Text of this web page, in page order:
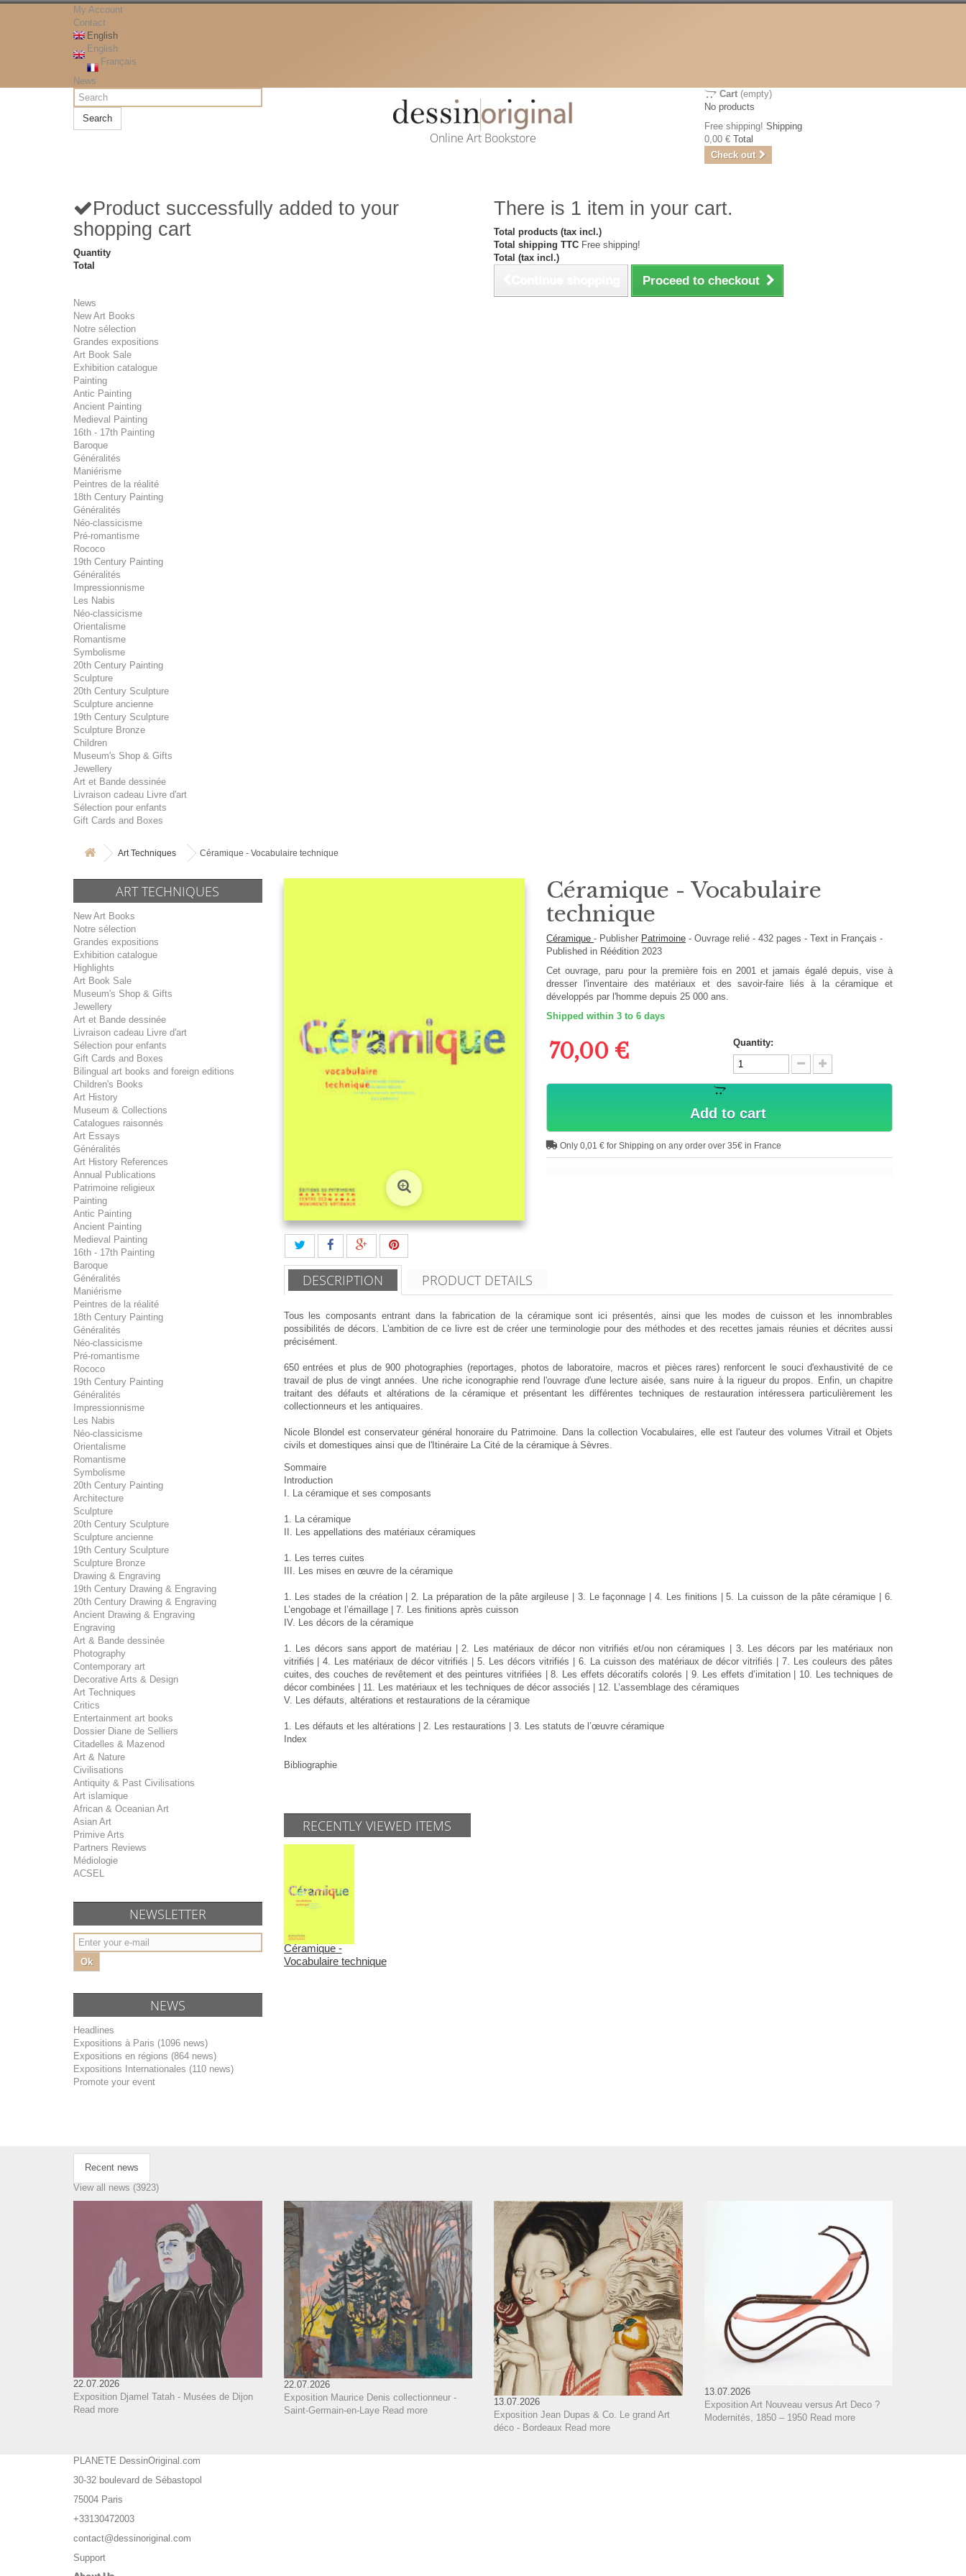
My Account
Contact
English
English
Français
News
Search
Online Art Bookstore
Cart (empty)
No products
Free shipping! Shipping
0,00 € Total
Check out
Product successfully added to your
shopping cart
Quantity
Total
There is 1 item in your cart.
Total products (tax incl.)
Total shipping TTC Free shipping!
Total (tax incl.)
Proceed to checkout
News
New Art Books
Notre sélection
Grandes expositions
Art Book Sale
Exhibition catalogue
Painting
Antic Painting
Ancient Painting
Medieval Painting
16th - 17th Painting
Baroque
Généralités
Maniérisme
Peintres de la réalité
18th Century Painting
Généralités
Néo-classicisme
Pré-romantisme
Rococo
19th Century Painting
Généralités
Impressionnisme
Les Nabis
Néo-classicisme
Orientalisme
Romantisme
Symbolisme
20th Century Painting
Sculpture
20th Century Sculpture
Sculpture ancienne
19th Century Sculpture
Sculpture Bronze
Children
Museum's Shop & Gifts
Jewellery
Art et Bande dessinée
Livraison cadeau Livre d'art
Sélection pour enfants
Gift Cards and Boxes
Art Techniques Céramique - Vocabulaire technique
ART TECHNIQUES
New Art Books
Notre sélection
Grandes expositions
Exhibition catalogue
Highlights
Art Book Sale
Museum's Shop & Gifts
Jewellery
Art et Bande dessinée
Livraison cadeau Livre d'art
Sélection pour enfants
Gift Cards and Boxes
Bilingual art books and foreign editions
Children's Books
Art History
Museum & Collections
Catalogues raisonnés
Art Essays
Généralités
Art History References
Annual Publications
Patrimoine religieux
Painting
Antic Painting
Ancient Painting
Medieval Painting
16th - 17th Painting
Baroque
Généralités
Maniérisme
Peintres de la réalité
18th Century Painting
Généralités
Néo-classicisme
Pré-romantisme
Rococo
19th Century Painting
Généralités
Impressionnisme
Les Nabis
Néo-classicisme
Orientalisme
Romantisme
Symbolisme
20th Century Painting
Architecture
Sculpture
20th Century Sculpture
Sculpture ancienne
19th Century Sculpture
Sculpture Bronze
Drawing & Engraving
19th Century Drawing & Engraving
20th Century Drawing & Engraving
Ancient Drawing & Engraving
Engraving
Art & Bande dessinée
Photography
Contemporary art
Decorative Arts & Design
Art Techniques
Critics
Entertainment art books
Dossier Diane de Selliers
Citadelles & Mazenod
Art & Nature
Civilisations
Antiquity & Past Civilisations
Art islamique
African & Oceanian Art
Asian Art
Primive Arts
Partners Reviews
Médiologie
ACSEL
NEWSLETTER
Ok
NEWS
Headlines
Expositions à Paris (1096 news)
Expositions en régions (864 news)
Expositions Internationales (110 news)
Promote your event
Céramique - Vocabulaire
technique
Céramique- Publisher Patrimoine -Ouvrage relié-432pages -Text in Français-
Published in Réédition 2023
Cet ouvrage, paru pour la première fois en 2001 et jamais égalé depuis, vise à
dresser l'inventaire des matériaux et des savoir-faire liés à la céramique et
développés par l'homme depuis 25 000 ans.
Shipped within 3 to 6 days
70,00 € Quantity:
Add to cart
Only 0,01 € for Shipping on any order over 35€ in France
DESCRIPTION PRODUCT DETAILS
Tous les composants entrant dans la fabrication de la céramique sont ici présentés, ainsi que les modes de cuisson et les innombrables
possibilités de décors. L'ambition de ce livre est de créer une terminologie pour des méthodes et des recettes jamais réunies et décrites aussi
précisément.
650 entrées et plus de 900 photographies (reportages, photos de laboratoire, macros et pièces rares) renforcent le souci d'exhaustivité de ce
travail de plus de vingt années. Une riche iconographie rend l'ouvrage d'une lecture aisée, sans nuire à la rigueur du propos. Enfin, un chapitre
traitant des défauts et altérations de la céramique et présentant les différentes techniques de restauration intéressera particulièrement les
collectionneurs et les antiquaires.
Nicole Blondel est conservateur général honoraire du Patrimoine. Dans la collection Vocabulaires, elle est l'auteur des volumes Vitrail et Objets
civils et domestiques ainsi que de l'Itinéraire La Cité de la céramique à Sèvres.
Sommaire
Introduction
I. La céramique et ses composants
1. La céramique
II. Les appellations des matériaux céramiques
1. Les terres cuites
III. Les mises en œuvre de la céramique
1. Les stades de la création | 2. La préparation de la pâte argileuse | 3. Le façonnage | 4. Les finitions | 5. La cuisson de la pâte céramique | 6.
L’engobage et l’émaillage | 7. Les finitions après cuisson
IV. Les décors de la céramique
1. Les décors sans apport de matériau | 2. Les matériaux de décor non vitrifiés et/ou non céramiques | 3. Les décors par les matériaux non
vitrifiés | 4. Les matériaux de décor vitrifiés | 5. Les décors vitrifiés | 6. La cuisson des matériaux de décor vitrifiés | 7. Les couleurs des pâtes
cuites, des couches de revêtement et des peintures vitrifiées | 8. Les effets décoratifs colorés | 9. Les effets d’imitation | 10. Les techniques de
décor combinées | 11. Les matériaux et les techniques de décor associés | 12. L’assemblage des céramiques
V. Les défauts, altérations et restaurations de la céramique
1. Les défauts et les altérations | 2. Les restaurations | 3. Les statuts de l’œuvre céramique
Index
Bibliographie
RECENTLY VIEWED ITEMS
Céramique -
Vocabulaire technique
Recent news
View all news (3923)
22.07.2026
Exposition Djamel Tatah - Musées de Dijon
Read more
22.07.2026
Exposition Maurice Denis collectionneur -
Saint-Germain-en-Laye Read more
13.07.2026
Exposition Jean Dupas & Co. Le grand Art
déco - Bordeaux Read more
13.07.2026
Exposition Art Nouveau versus Art Deco ?
Modernités, 1850 – 1950 Read more
PLANETE DessinOriginal.com
30-32 boulevard de Sébastopol
75004 Paris
+33130472003
contact@dessinoriginal.com
Support